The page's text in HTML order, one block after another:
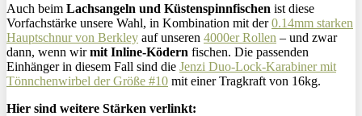
Auch beim Lachsangeln und Küstenspinnfischen ist diese
Vorfachstärke unsere Wahl, in Kombination mit der0.14mm starken
Hauptschnur von Berkley auf unseren 4000er Rollen – und zwar
dann, wenn wirmit Inline-Ködern fischen. Die passenden
Einhänger in diesem Fall sind die Jenzi Duo-Lock-Karabiner mit
Tönnchenwirbel der Größe #10 mit einer Tragkraft von 16kg.
Hier sind weitere Stärken verlinkt: